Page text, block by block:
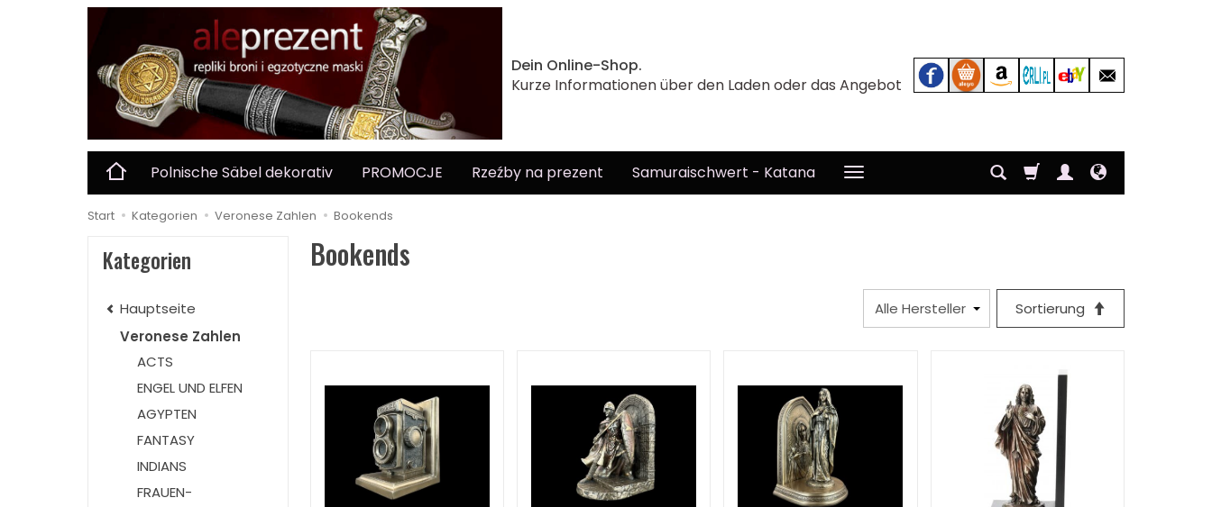
Dein Online-Shop.
Kurze Informationen über den Laden oder das Angebot
Polnische Säbel dekorativ PROMOCJE Rzeźby na prezent Samuraischwert - Katana
Start Kategorien Veronese Zahlen Bookends
Bookends
Sortierung
Kategorien
Hauptseite
Veronese Zahlen
ACTS
ENGEL UND ELFEN
AGYPTEN
FANTASY
INDIANS
FRAUEN-